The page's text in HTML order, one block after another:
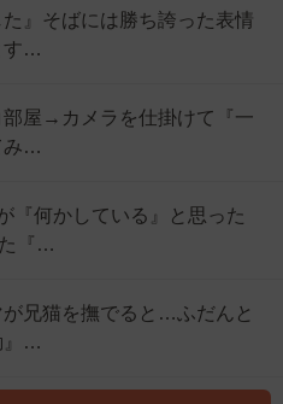
た』そばには勝ち誇った表情
す…
部屋→カメラを仕掛けて『一
み…
『何かしている』と思った
『…
兄猫を撫でると…ふだんと
』…